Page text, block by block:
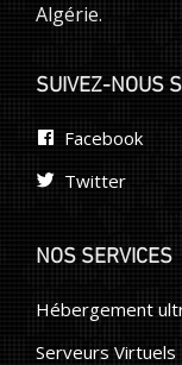
Algérie.
SUIVEZ-NOUS
Facebook
Twitter
NOS SERVICES
Hébergement
Serveurs Virtuels